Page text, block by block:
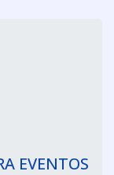
EVENTOS